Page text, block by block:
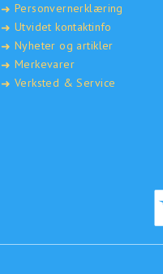
➜ Personvernerklæring
➜ Utvidet kontaktinfo
➜ Nyheter og artikler
➜ Merkevarer
➜ Verksted & Service